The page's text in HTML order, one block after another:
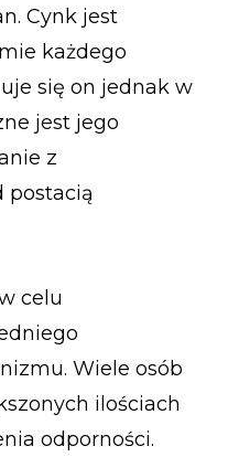
Cynk jest
każdego
się on jednak w
jest jego
z
postacią
celu
Wiele osób
ilościach
odporności.